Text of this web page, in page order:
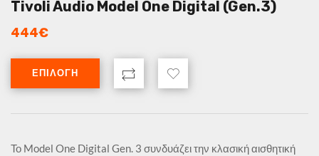
Tivoli Audio Model One Digital (Gen.3)
444€
ΕΠΙΛΟΓΉ
Το Model One Digital Gen. 3 συνδυάζει την κλασική αισθητική